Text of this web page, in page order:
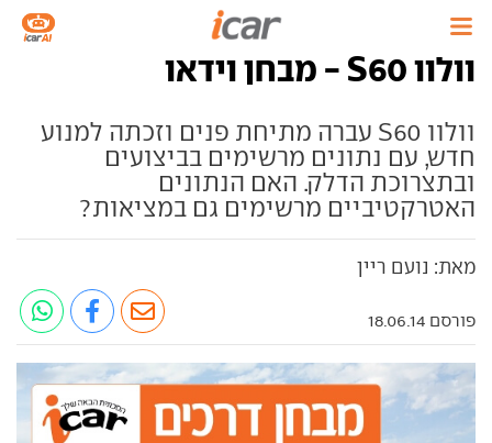
וולוו S60 - מבחן וידאו
וולוו S60 עברה מתיחת פנים וזכתה למנוע
חדש, עם נתונים מרשימים בביצועים
ובתצרוכת הדלק. האם הנתונים
האטרקטיביים מרשימים גם במציאות?
מאת: נועם ריין
פורסם 18.06.14